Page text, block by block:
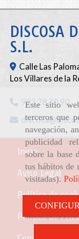
Este sitio
terceros que
navegación,
publicidad
sobre la base
tus hábitos de
visitadas).
DISCOSA
S.L.
Calle Las
Los Villares de la
923 28 70 90
discosa
Inicio
Aviso Legal
Política de
Política de